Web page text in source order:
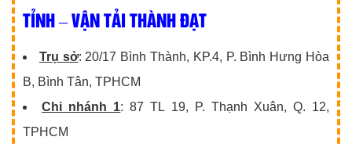
TỈNH – VẬN TẢI THÀNH ĐẠT
Trụ sở: 20/17 Bình Thành, KP.4, P. Bình Hưng Hòa
B, Bình Tân, TPHCM
Chi nhánh 1: 87 TL 19, P. Thạnh Xuân, Q. 12,
TPHCM